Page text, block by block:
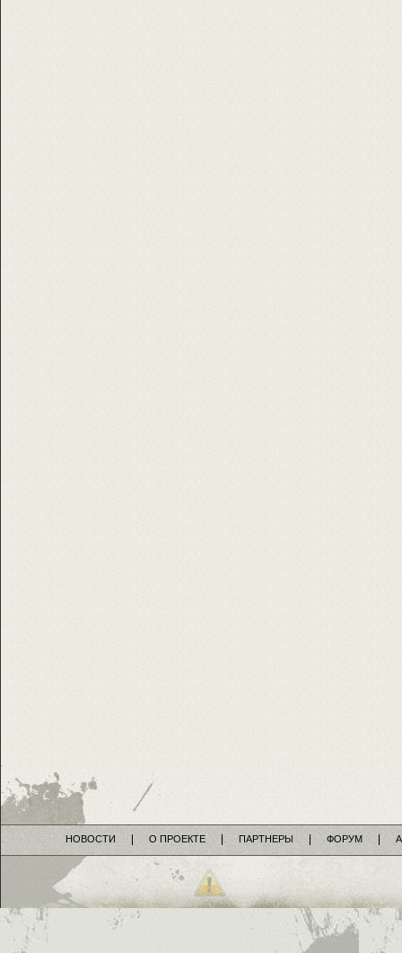
НОВОСТИ О ПРОЕКТЕ ПАРТНЕРЫ ФОРУМ